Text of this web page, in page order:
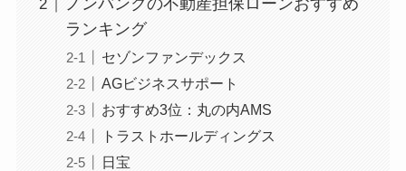
ノンバンクの不動産担保ローンおすすめ
ランキング
セゾンファンデックス
AGビジネスサポート
おすすめ3位：丸の内AMS
トラストホールディングス
日宝